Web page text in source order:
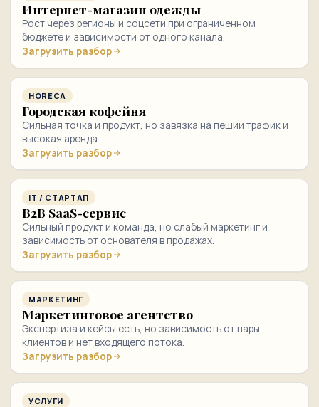
Интернет-магазин одежды
Рост через регионы и соцсети при ограниченном
бюджете и зависимости от одного канала.
Загрузить разбор
HORECA
Городская кофейня
Сильная точка и продукт, но завязка на пеший трафик и
высокая аренда.
Загрузить разбор
IT / СТАРТАП
B2B SaaS-сервис
Сильный продукт и команда, но слабый маркетинг и
зависимость от основателя в продажах.
Загрузить разбор
МАРКЕТИНГ
Маркетинговое агентство
Экспертиза и кейсы есть, но зависимость от пары
клиентов и нет входящего потока.
Загрузить разбор
УСЛУГИ